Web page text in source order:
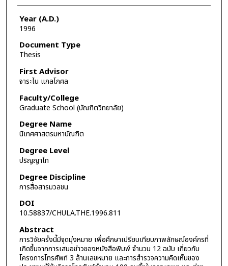
Year (A.D.)
1996
Document Type
Thesis
First Advisor
จาระไน แกลโกศล
Faculty/College
Graduate School (บัณฑิตวิทยาลัย)
Degree Name
นิเทศศาสตรมหาบัณฑิต
Degree Level
ปริญญาโท
Degree Discipline
การสื่อสารมวลชน
DOI
10.58837/CHULA.THE.1996.811
Abstract
การวิจัยครั้งนี้มีจุดมุ่งหมาย เพื่อศึกษาเปรียบเทียบภาพลักษณ์องค์กรที่
เกิดขึ้นจากการเสนอข่าวของหนังสือพิมพ์ จำนวน 12 ฉบับ เกี่ยวกับ
โครงการโทรศัพท์ 3 ล้านเลขหมาย และการสำรวจความคิดเห็นของ